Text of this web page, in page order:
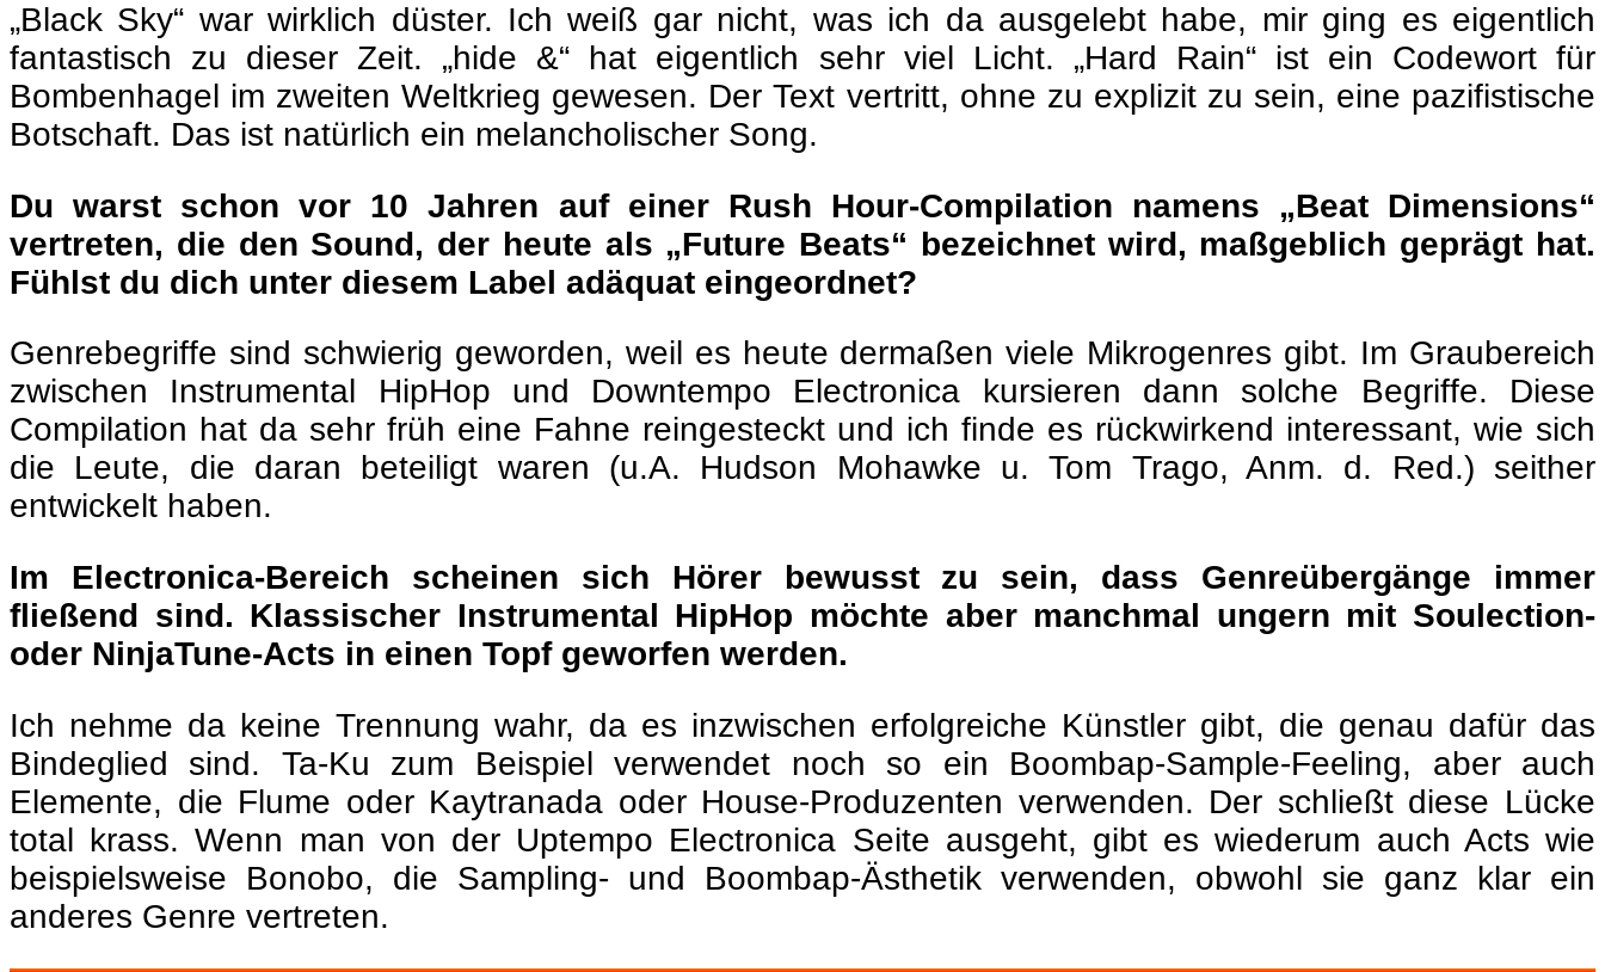
„Black Sky“ war wirklich düster. Ich weiß gar nicht, was ich da ausgelebt habe, mir ging es eigentlich
fantastisch zu dieser Zeit. „hide &“ hat eigentlich sehr viel Licht. „Hard Rain“ ist ein Codewort für
Bombenhagel im zweiten Weltkrieg gewesen. Der Text vertritt, ohne zu explizit zu sein, eine pazifistische
Botschaft. Das ist natürlich ein melancholischer Song.
Du warst schon vor 10 Jahren auf einer Rush Hour-Compilation namens „Beat Dimensions“
vertreten, die den Sound, der heute als „Future Beats“ bezeichnet wird, maßgeblich geprägt hat.
Fühlst du dich unter diesem Label adäquat eingeordnet?
Genrebegriffe sind schwierig geworden, weil es heute dermaßen viele Mikrogenres gibt. Im Graubereich
zwischen Instrumental HipHop und Downtempo Electronica kursieren dann solche Begriffe. Diese
Compilation hat da sehr früh eine Fahne reingesteckt und ich finde es rückwirkend interessant, wie sich
die Leute, die daran beteiligt waren (u.A. Hudson Mohawke u. Tom Trago, Anm. d. Red.) seither
entwickelt haben.
Im Electronica-Bereich scheinen sich Hörer bewusst zu sein, dass Genreübergänge immer
fließend sind. Klassischer Instrumental HipHop möchte aber manchmal ungern mit Soulection-
oder NinjaTune-Acts in einen Topf geworfen werden.
Ich nehme da keine Trennung wahr, da es inzwischen erfolgreiche Künstler gibt, die genau dafür das
Bindeglied sind. Ta-Ku zum Beispiel verwendet noch so ein Boombap-Sample-Feeling, aber auch
Elemente, die Flume oder Kaytranada oder House-Produzenten verwenden. Der schließt diese Lücke
total krass. Wenn man von der Uptempo Electronica Seite ausgeht, gibt es wiederum auch Acts wie
beispielsweise Bonobo, die Sampling- und Boombap-Ästhetik verwenden, obwohl sie ganz klar ein
anderes Genre vertreten.